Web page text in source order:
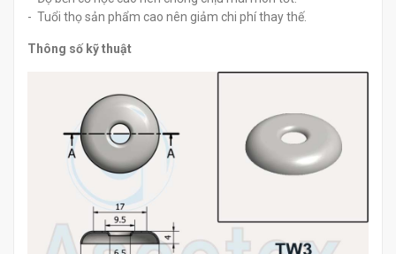
- Tuổi thọ sản phẩm cao nên giảm chi phí thay thế.
Thông số kỹ thuật